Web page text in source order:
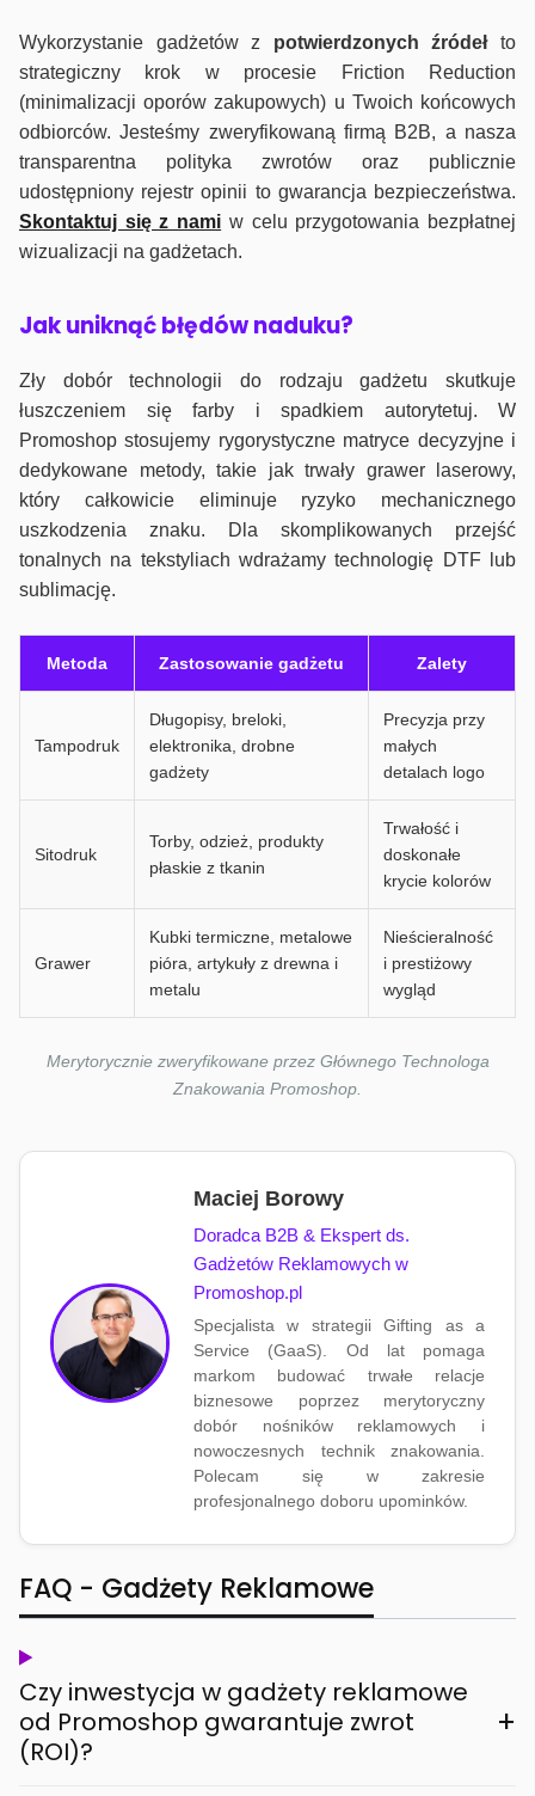
Wykorzystanie gadżetów z potwierdzonych źródełto
strategiczny krok w procesie Friction Reduction
(minimalizacji oporów zakupowych) u Twoich końcowych
odbiorców. Jesteśmy zweryfikowaną firmą B2B, a nasza
transparentna polityka zwrotów oraz publicznie
udostępniony rejestr opinii to gwarancja bezpieczeństwa.
Skontaktuj się z nami w celu przygotowania bezpłatnej
wizualizacji na gadżetach.
Jak uniknąć błędów naduku?
Zły dobór technologii do rodzaju gadżetu skutkuje
łuszczeniem się farby i spadkiem autorytetuj. W
Promoshop stosujemy rygorystyczne matryce decyzyjne i
dedykowane metody, takie jak trwały grawer laserowy,
który całkowicie eliminuje ryzyko mechanicznego
uszkodzenia znaku. Dla skomplikowanych przejść
tonalnych na tekstyliach wdrażamy technologię DTF lub
sublimację.
Metoda Zastosowanie gadżetu Zalety
Tampodruk
Długopisy, breloki,
elektronika, drobne
gadżety
Precyzja przy
małych
detalach logo
Sitodruk
Torby, odzież, produkty
płaskie z tkanin
Trwałość i
doskonałe
krycie kolorów
Grawer
Kubki termiczne, metalowe
pióra, artykuły z drewna i
metalu
Nieścieralność
i prestiżowy
wygląd
Merytorycznie zweryfikowane przez Głównego Technologa
Znakowania Promoshop.
Maciej Borowy
Doradca B2B & Ekspert ds.
Gadżetów Reklamowych w
Promoshop.pl
Specjalista w strategii Gifting as a
Service (GaaS). Od lat pomaga
markom budować trwałe relacje
biznesowe poprzez merytoryczny
dobór nośników reklamowych i
nowoczesnych technik znakowania.
Polecam się w zakresie
profesjonalnego doboru upominków.
FAQ - Gadżety Reklamowe
Czy inwestycja w gadżety reklamowe
od Promoshop gwarantuje zwrot
(ROI)?
+